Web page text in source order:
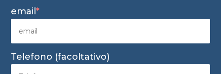
email*
Telefono (facoltativo)